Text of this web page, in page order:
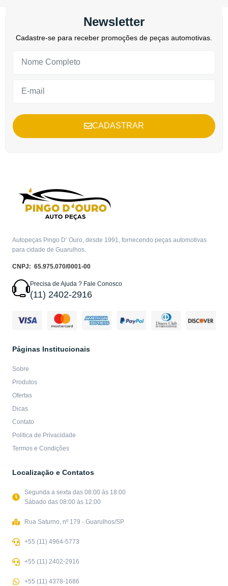
Newsletter
Cadastre-se para receber promoções de peças automotivas.
CADASTRAR
Autopeças Pingo D’ Ouro, desde 1991, fornecendo peças automotivas
para cidade de Guarulhos.
CNPJ: 65.975.070/0001-00
Precisa de Ajuda ? Fale Conosco
(11) 2402-2916
Páginas Institucionais
Sobre
Produtos
Ofertas
Dicas
Contato
Politica de Privacidade
Termos e Condições
Localização e Contatos
Segunda a sexta das 08:00 às 18:00
Sábado das 08:00 às 12:00
Rua Saturno, nº 179 - Guarulhos/SP
+55 (11) 4964-5773
+55 (11) 2402-2916
+55 (11) 4378-1686